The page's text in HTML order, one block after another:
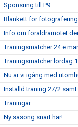
Sponsring till P9
Blankett för fotografering
Info om föräldramötet
Träningsmatcher 24:e
Träningsmatcher lördag
Nu är vi igång med
Inställd träning 27/2
Träningar
Ny säsong snart här!